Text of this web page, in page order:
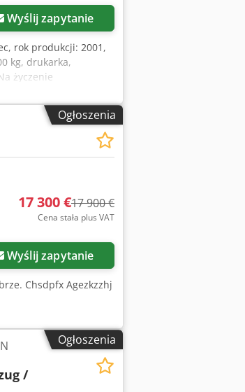
Wyślij zapytanie
rok produkcji: 2001,
kg, drukarka,
życzenie
Państwu doradzi.
wcześniejszej
uzyskania dalszych
Ogłoszenia
17 300 €17 900 €
Cena stała plus VAT
Wyślij zapytanie
Chsdpfx Agezkzzhj
Ogłoszenia
/